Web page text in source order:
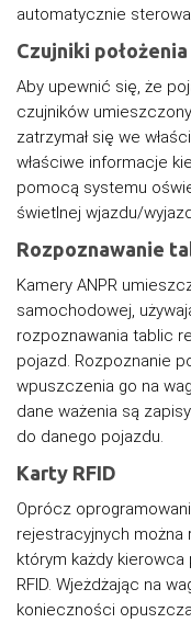
automatycznie
Czujniki położenia
Aby upewnić się, że
czujników
zatrzymał się we
właściwe informacje
pomocą systemu
świetlnej wjazdu/
Rozpoznawanie
Kamery ANPR
samochodowej,
rozpoznawania tablic
pojazd. Rozpoznanie
wpuszczenia go na
dane ważenia są
do danego pojazdu.
Karty RFID
Oprócz
rejestracyjnych można
którym każdy kierowca
RFID. Wjeżdżając na
konieczności